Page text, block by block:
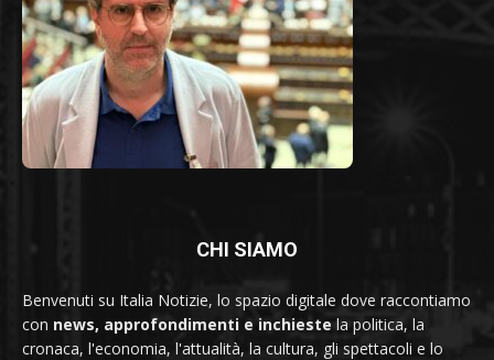
CHI SIAMO
Benvenuti su Italia Notizie, lo spazio digitale dove raccontiamo
con news, approfondimenti e inchieste la politica, la
cronaca, l'economia, l'attualità, la cultura, gli spettacoli e lo